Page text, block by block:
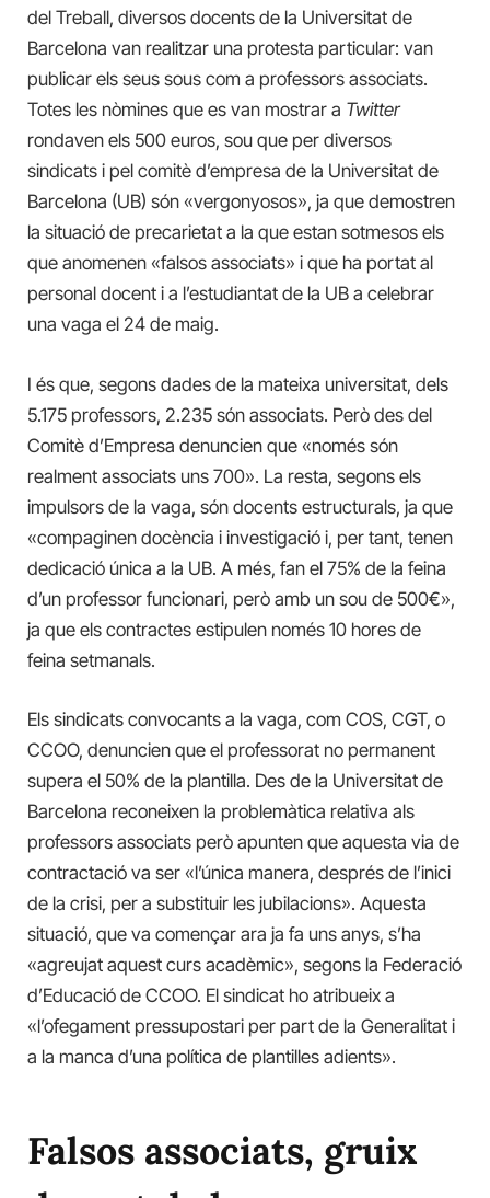
del Treball, diversos docents de la Universitat de
Barcelona van realitzar una protesta particular: van
publicar els seus sous com a professors associats.
Totes les nòmines que es van mostrar a Twitter
rondaven els 500 euros, sou que per diversos
sindicats i pel comitè d’empresa de la Universitat de
Barcelona (UB) són «vergonyosos», ja que demostren
la situació de precarietat a la que estan sotmesos els
que anomenen «falsos associats» i que ha portat al
personal docent i a l’estudiantat de la UB a celebrar
una vaga el 24 de maig.
I és que, segons dades de la mateixa universitat, dels
5.175 professors, 2.235 són associats. Però des del
Comitè d’Empresa denuncien que «només són
realment associats uns 700». La resta, segons els
impulsors de la vaga, són docents estructurals, ja que
«compaginen docència i investigació i, per tant, tenen
dedicació única a la UB. A més, fan el 75% de la feina
d’un professor funcionari, però amb un sou de 500€»,
ja que els contractes estipulen només 10 hores de
feina setmanals.
Els sindicats convocants a la vaga, com COS, CGT, o
CCOO, denuncien que el professorat no permanent
supera el 50% de la plantilla. Des de la Universitat de
Barcelona reconeixen la problemàtica relativa als
professors associats però apunten que aquesta via de
contractació va ser «l’única manera, després de l’inici
de la crisi, per a substituir les jubilacions». Aquesta
situació, que va començar ara ja fa uns anys, s’ha
«agreujat aquest curs acadèmic», segons la Federació
d’Educació de CCOO. El sindicat ho atribueix a
«l’ofegament pressupostari per part de la Generalitat i
a la manca d’una política de plantilles adients».
Falsos associats, gruix